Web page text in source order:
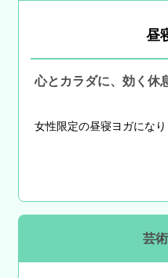
昼
心とカラダに、効く休
女性限定の昼寝ヨガになり
芸